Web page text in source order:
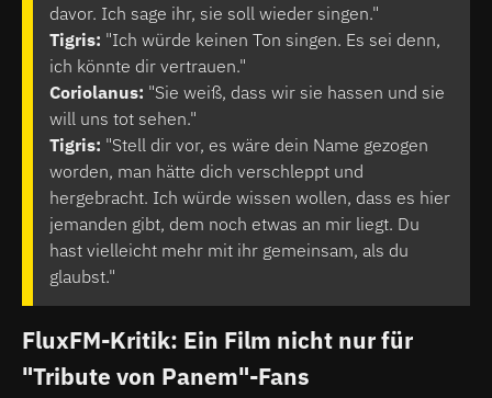
davor. Ich sage ihr, sie soll wieder singen."
Tigris: "Ich würde keinen Ton singen. Es sei denn,
ich könnte dir vertrauen."
Coriolanus: "Sie weiß, dass wir sie hassen und sie
will uns tot sehen."
Tigris: "Stell dir vor, es wäre dein Name gezogen
worden, man hätte dich verschleppt und
hergebracht. Ich würde wissen wollen, dass es hier
jemanden gibt, dem noch etwas an mir liegt. Du
hast vielleicht mehr mit ihr gemeinsam, als du
glaubst."
FluxFM-Kritik: Ein Film nicht nur für
"Tribute von Panem"-Fans